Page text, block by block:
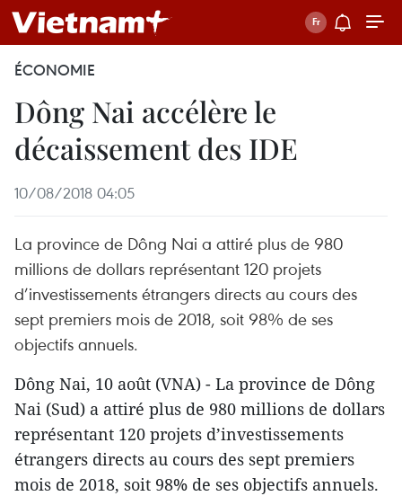
ÉCONOMIE
Dông Nai accélère le
décaissement des IDE
10/08/2018 04:05
La province de Dông Nai a attiré plus de 980
millions de dollars représentant 120 projets
d’investissements étrangers directs au cours des
sept premiers mois de 2018, soit 98% de ses
objectifs annuels.
Dông Nai, 10 août (VNA) - La province de Dông
Nai (Sud) a attiré plus de 980 millions de dollars
représentant 120 projets d’investissements
étrangers directs au cours des sept premiers
mois de 2018, soit 98% de ses objectifs annuels.